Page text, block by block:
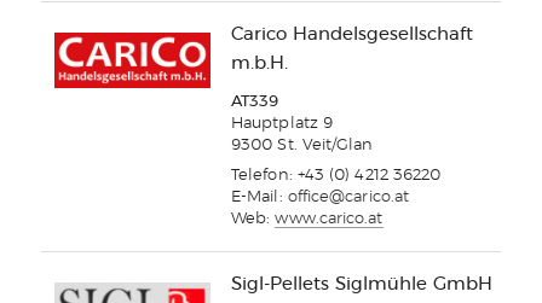
Carico Handelsgesellschaft
m.b.H.
AT339
Hauptplatz 9
9300 St. Veit/Glan
Telefon: +43 (0) 4212 36220
E-Mail: office@carico.at
Web:www.carico.at
Sigl-Pellets Siglmühle GmbH